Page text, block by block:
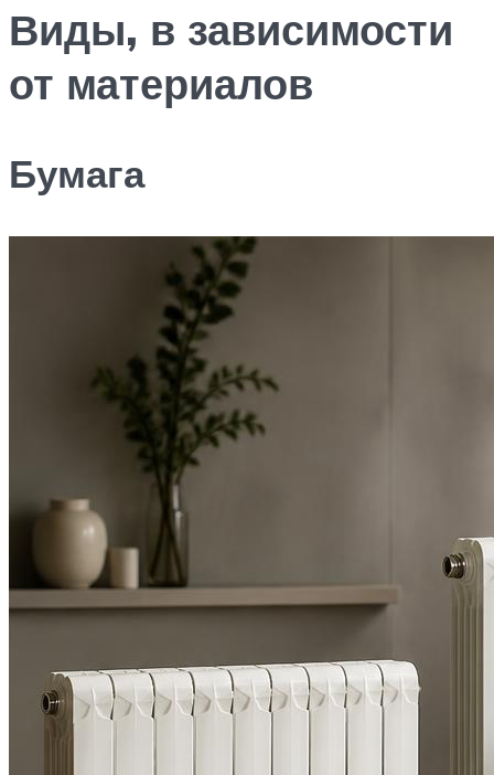
Виды, в зависимости
от материалов
Бумага